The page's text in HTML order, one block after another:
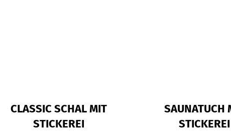
CLASSIC SCHAL MIT
STICKEREI
SAUNATUCH
STICKEREI